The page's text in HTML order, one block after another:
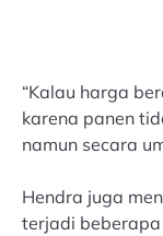
“Kalau harga
karena panen
namun secara
Hendra juga
terjadi